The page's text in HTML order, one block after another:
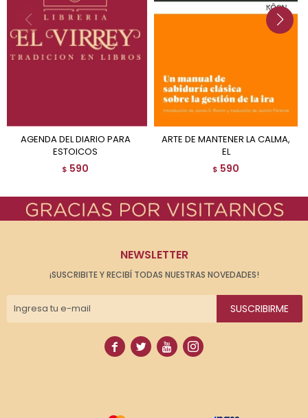
AGENDA DEL DIARIO PARA
ESTOICOS
$ 590
ARTE DE MANTENER LA CALMA,
EL
$ 590
NEWSLETTER
¡SUSCRIBITE Y RECIBÍ TODAS NUESTRAS NOVEDADES!
SUSCRIBIRME
   